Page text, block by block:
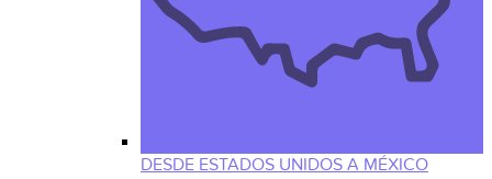
DESDE ESTADOS UNIDOS A MÉXICO